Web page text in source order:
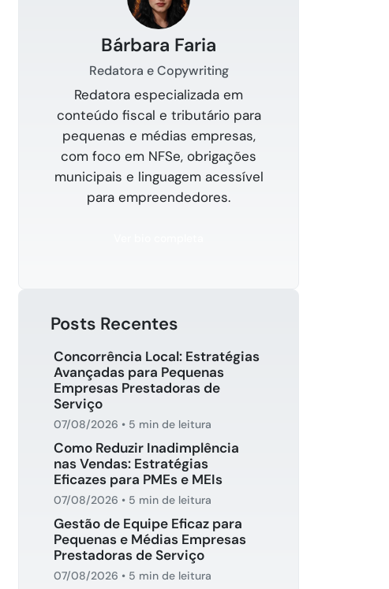
Bárbara Faria
Redatora e Copywriting
Redatora especializada em
conteúdo fiscal e tributário para
pequenas e médias empresas,
com foco em NFSe, obrigações
municipais e linguagem acessível
para empreendedores.
Posts Recentes
Concorrência Local: Estratégias
Avançadas para Pequenas
Empresas Prestadoras de
Serviço
07/08/2026 • 5 min de leitura
Como Reduzir Inadimplência
nas Vendas: Estratégias
Eficazes para PMEs e MEIs
07/08/2026 • 5 min de leitura
Gestão de Equipe Eficaz para
Pequenas e Médias Empresas
Prestadoras de Serviço
07/08/2026 • 5 min de leitura